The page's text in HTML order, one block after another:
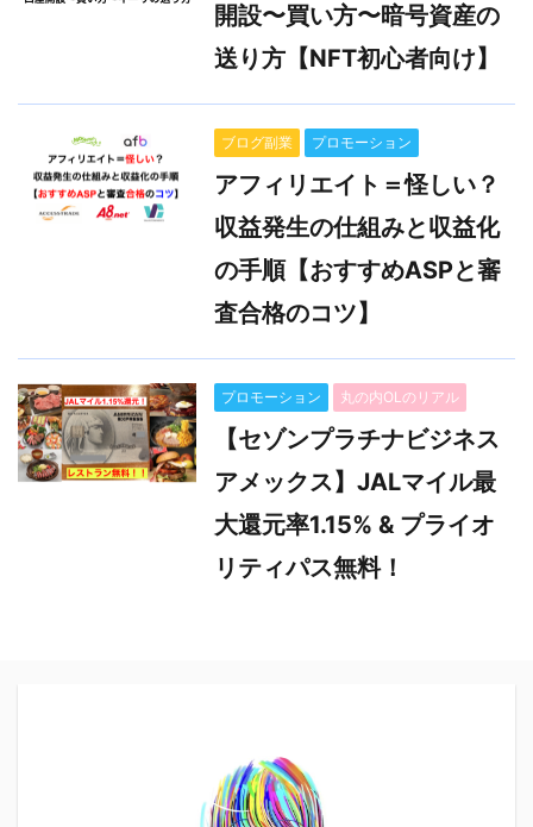
開設〜買い方〜暗号資産の
送り方【NFT初心者向け】
ブログ副業 プロモーション
アフィリエイト＝怪しい？
収益発生の仕組みと収益化
の手順【おすすめASPと審
査合格のコツ】
プロモーション 丸の内OLのリアル
【セゾンプラチナビジネス
アメックス】JALマイル最
大還元率1.15% & プライオ
リティパス無料！